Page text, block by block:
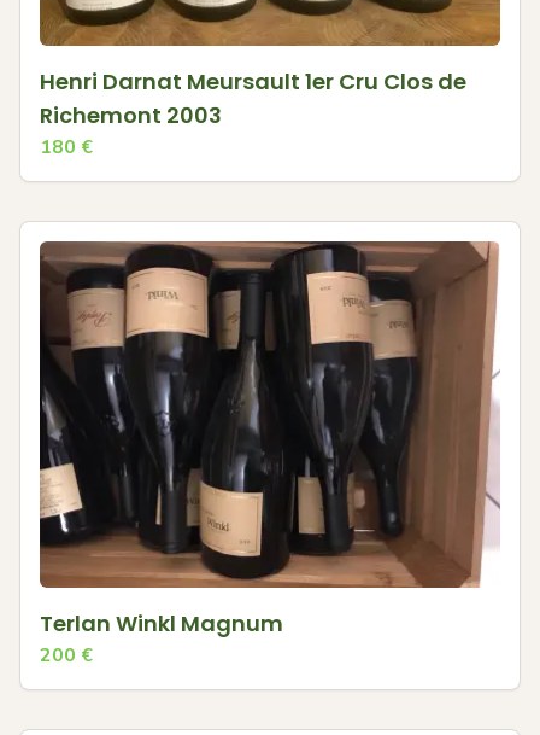
Henri Darnat Meursault 1er Cru Clos de
Richemont 2003
180 €
Terlan Winkl Magnum
200 €